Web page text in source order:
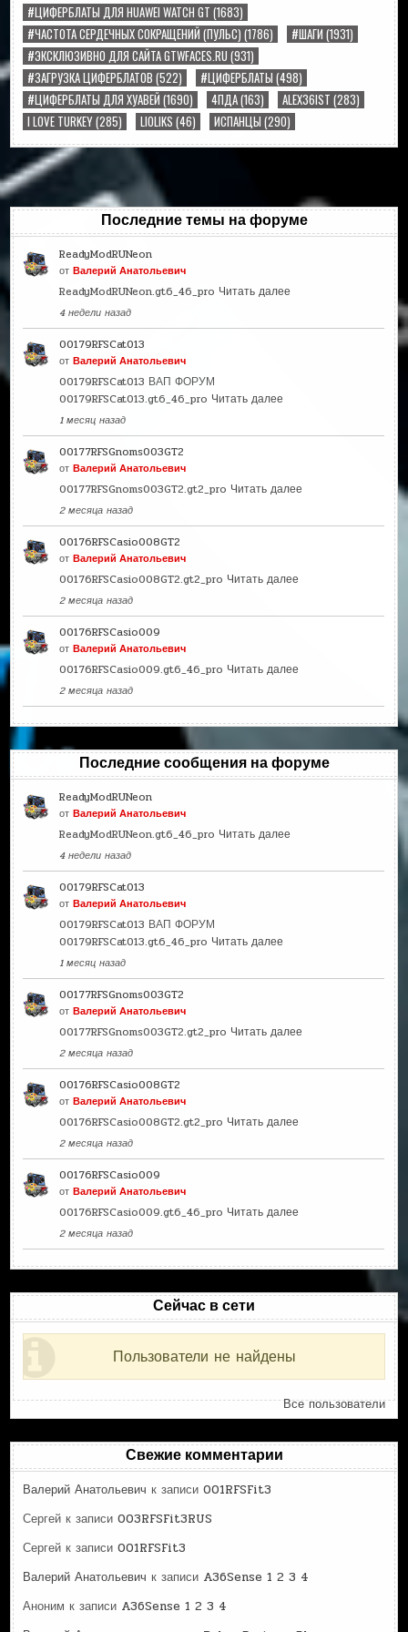
#ЦИФЕРБЛАТЫ ДЛЯ HUAWEI WATCH GT (1683)
#ЧАСТОТА СЕРДЕЧНЫХ СОКРАЩЕНИЙ (ПУЛЬС) (1786) #ШАГИ (1931)
#ЭКСКЛЮЗИВНО ДЛЯ САЙТА GTWFACES.RU (931)
#ЗАГРУЗКА ЦИФЕРБЛАТОВ (522) #ЦИФЕРБЛАТЫ (498)
#ЦИФЕРБЛАТЫ ДЛЯ ХУАВЕЙ (1690) 4ПДА(163) ALEX36IST (283)
I LOVE TURKEY(285) LIOLIKS (46) ИСПАНЦЫ (290)
Последние темы на форуме
ReadyModRUNeon
отВалерий Анатольевич
ReadyModRUNeon.gt6_46_pro Читать далее
4 недели назад
00179RFSCat013
отВалерий Анатольевич
00179RFSCat013 ВАП ФОРУМ
00179RFSCat013.gt6_46_pro Читать далее
1 месяц назад
00177RFSGnoms003GT2
отВалерий Анатольевич
00177RFSGnoms003GT2.gt2_pro Читать далее
2 месяца назад
00176RFSCasio008GT2
отВалерий Анатольевич
00176RFSCasio008GT2.gt2_pro Читать далее
2 месяца назад
00176RFSCasio009
отВалерий Анатольевич
00176RFSCasio009.gt6_46_pro Читать далее
2 месяца назад
Последние сообщения на форуме
ReadyModRUNeon
отВалерий Анатольевич
ReadyModRUNeon.gt6_46_pro Читать далее
4 недели назад
00179RFSCat013
отВалерий Анатольевич
00179RFSCat013 ВАП ФОРУМ
00179RFSCat013.gt6_46_pro Читать далее
1 месяц назад
00177RFSGnoms003GT2
отВалерий Анатольевич
00177RFSGnoms003GT2.gt2_pro Читать далее
2 месяца назад
00176RFSCasio008GT2
отВалерий Анатольевич
00176RFSCasio008GT2.gt2_pro Читать далее
2 месяца назад
00176RFSCasio009
отВалерий Анатольевич
00176RFSCasio009.gt6_46_pro Читать далее
2 месяца назад
Сейчас в сети
Пользователи не найдены
Все пользователи
Свежие комментарии
Валерий Анатольевич к записи001RFSFit3
Сергей к записи003RFSFit3RUS
Сергей к записи001RFSFit3
Валерий Анатольевич к записи A36Sense 1 2 3 4
Аноним к записи A36Sense 1 2 3 4